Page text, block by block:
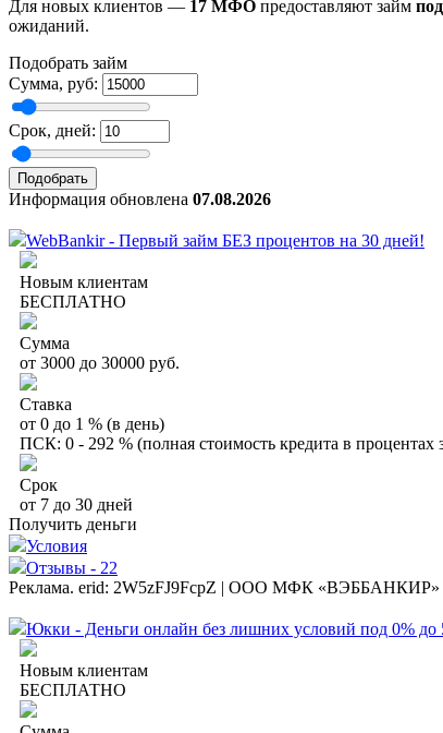
Для новых клиентов — 17 МФО предоставляют займ
ожиданий.
Подобрать займ
Сумма, руб:
Срок, дней:
Информация обновлена 07.08.2026
WebBankir - Первый займ БЕЗ процентов на 30 дней!
Новым клиентам
БЕСПЛАТНО
Сумма
от 3000 до 30000 руб.
Ставка
от 0 до 1 % (в день)
ПСК: 0 - 292 % (полная стоимость кредита в процентах
Срок
от 7 до 30 дней
Получить деньги
Условия
Отзывы - 22
Реклама. erid: 2W5zFJ9FcpZ | ООО МФК «ВЭББАНКИР»
Юкки - Деньги онлайн без лишних условий под 0% до
Новым клиентам
БЕСПЛАТНО